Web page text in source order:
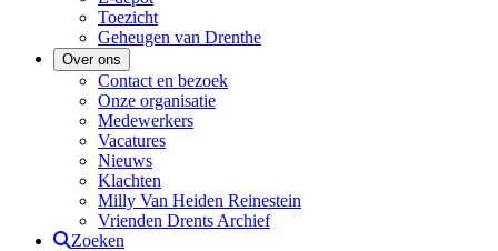
Toezicht
Geheugen van Drenthe
Over ons
Contact en bezoek
Onze organisatie
Medewerkers
Vacatures
Nieuws
Klachten
Milly Van Heiden Reinestein
Vrienden Drents Archief
Zoeken